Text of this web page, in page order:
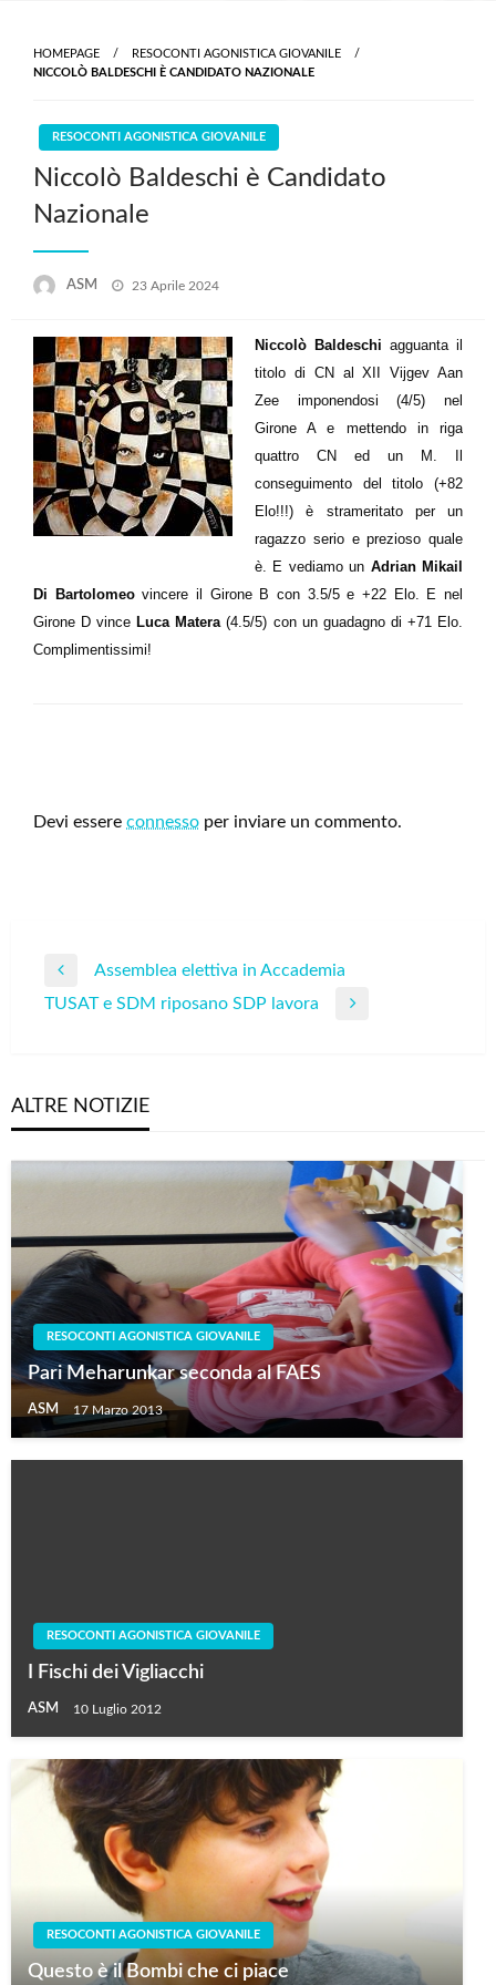
HOMEPAGE
RESOCONTI AGONISTICA GIOVANILE
NICCOLÒ BALDESCHI È CANDIDATO NAZIONALE
RESOCONTI AGONISTICA GIOVANILE
Niccolò Baldeschi è Candidato
Nazionale
ASM
Posted
23 Aprile 2024
Niccolò Baldeschi agguanta il
titolo di CN al XII Vijgev Aan
Zee imponendosi (4/5) nel
Girone A e mettendo in riga
quattro CN ed un M. Il
conseguimento del titolo (+82
Elo!!!) è strameritato per un
ragazzo serio e prezioso quale
è. E vediamo un Adrian Mikail
Di Bartolomeovincere il Girone B con 3.5/5 e +22 Elo. E nel
Girone D vince Luca Matera(4.5/5) con un guadagno di +71 Elo.
Complimentissimi!
Devi essere connesso per inviare un commento.
Navigazione
articoli
Previous
Post
Assemblea elettiva in Accademia
Next
TUSAT e SDM riposano SDP lavora
ALTRE NOTIZIE
RESOCONTI AGONISTICA GIOVANILE
Pari Meharunkar seconda al FAES
ASM 17 Marzo 2013
RESOCONTI AGONISTICA GIOVANILE
I Fischi dei Vigliacchi
ASM 10 Luglio 2012
RESOCONTI AGONISTICA GIOVANILE
Questo è il Bombi che ci piace